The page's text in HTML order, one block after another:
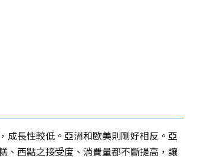
成長性較低。亞洲和歐美則剛好相反。亞
、西點之接受度、消費量都不斷提高，讓